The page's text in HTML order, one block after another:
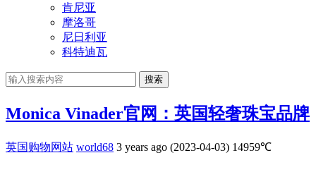
肯尼亚
摩洛哥
尼日利亚
科特迪瓦
搜索
Monica Vinader官网：英国轻奢珠宝品牌
英国购物网站 world68 3 years ago (2023-04-03) 14959℃